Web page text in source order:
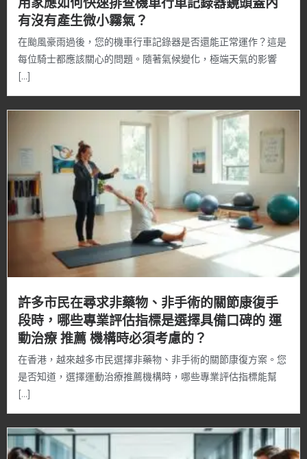
有沒有產生微小霧氣？
在颱風豪雨過後，您的機車行車記錄器是否還能正常運作？這是
每位騎士都應該關心的問題。隨著氣候變化，極端天氣的影響
[…]
許多市民在尋求非藥物、非手術的關節康復手
段時，哪些專業評估指標是選擇具備口碑的 運
動治療 推薦 機構時必須考慮的？
在香港，越來越多市民選擇非藥物、非手術的關節康復方案。您
是否知道，選擇運動治療推薦機構時，哪些專業評估指標能幫
[…]